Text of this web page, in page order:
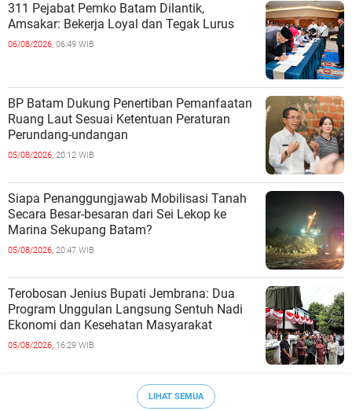
311 Pejabat Pemko Batam Dilantik,
Amsakar: Bekerja Loyal dan Tegak Lurus
06/08/2026, 06:49 WIB
BP Batam Dukung Penertiban Pemanfaatan
Ruang Laut Sesuai Ketentuan Peraturan
Perundang-undangan
05/08/2026, 20:12 WIB
Siapa Penanggungjawab Mobilisasi Tanah
Secara Besar-besaran dari Sei Lekop ke
Marina Sekupang Batam?
05/08/2026, 20:47 WIB
Terobosan Jenius Bupati Jembrana: Dua
Program Unggulan Langsung Sentuh Nadi
Ekonomi dan Kesehatan Masyarakat
05/08/2026, 16:29 WIB
LIHAT SEMUA